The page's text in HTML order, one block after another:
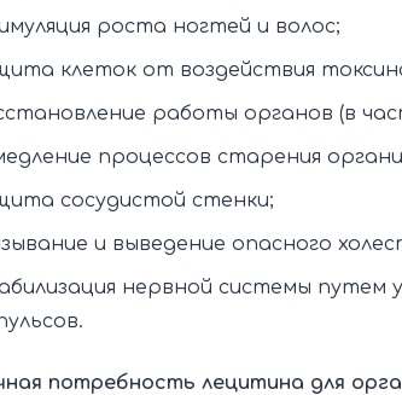
роста ногтей и волос;
клеток от воздействия
работы органов (в
процессов старения
сосудистой стенки;
и выведение опасного
нервной системы путем
потребность лецитина для